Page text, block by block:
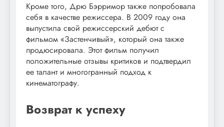
Кроме того, Дрю Бэрримор также попробовала
себя в качестве режиссера. В 2009 году она
выпустила свой режиссерский дебют с
фильмом «Застенчивый», который она также
продюсировала. Этот фильм получил
положительные отзывы критиков и подтвердил
ее талант и многогранный подход к
кинематографу.
Возврат к успеху